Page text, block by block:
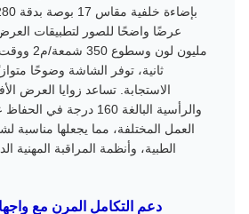
ثانية، توفر الشاشة وضوحًا
والرأسية البالغة 160
العمل المختلفة، مما يجعلها
الطبية، وأنظمة المراقبة المهنية
دعم التكامل المرن مع